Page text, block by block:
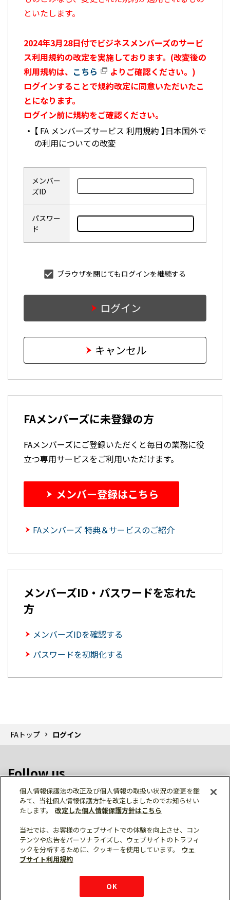
といたします。
2024年3月28日付でビジネスメンバーズのサービ
ス利用規約の改定を実施しております。(改変後の
利用規約は、 こちら
よりご確認ください。)
ログインすることで規約改定に同意いただいたこ
とになります。
ログイン前に規約をご確認ください。
【 FA メンバーズサービス 利用規約 】日本国外で
の利用についての改変
メンバー
ズID
パスワー
ド
ブラウザを閉じてもログインを継続する
ログイン
キャンセル
FAメンバーズに未登録の方
FAメンバーズにご登録いただくと毎日の業務に役
立つ専用サービスをご利用いただけます。
メンバー登録はこちら
FAメンバーズ 特典＆サービスのご紹介
メンバーズID・パスワードを忘れた
方
メンバーズIDを確認する
パスワードを初期化する
FAトップ ログイン
Follow us
個人情報保護 利用規約
ご利用にあたって
サイトマップ
三菱電機トップ
個人情報保護法の改正及び個人情報の取扱い状況の変更を鑑
みて、当社個人情報保護方針を改定しましたのでお知らせい
たします。
改定した個人情報保護方針はこちら
当社では、お客様のウェブサイトでの体験を向上させ、コン
テンツや広告をパーソナライズし、ウェブサイトのトラフィ
ックを分析するために、クッキーを使用しています。
ウェ
ブサイト利用規約
OK
チャットサービス